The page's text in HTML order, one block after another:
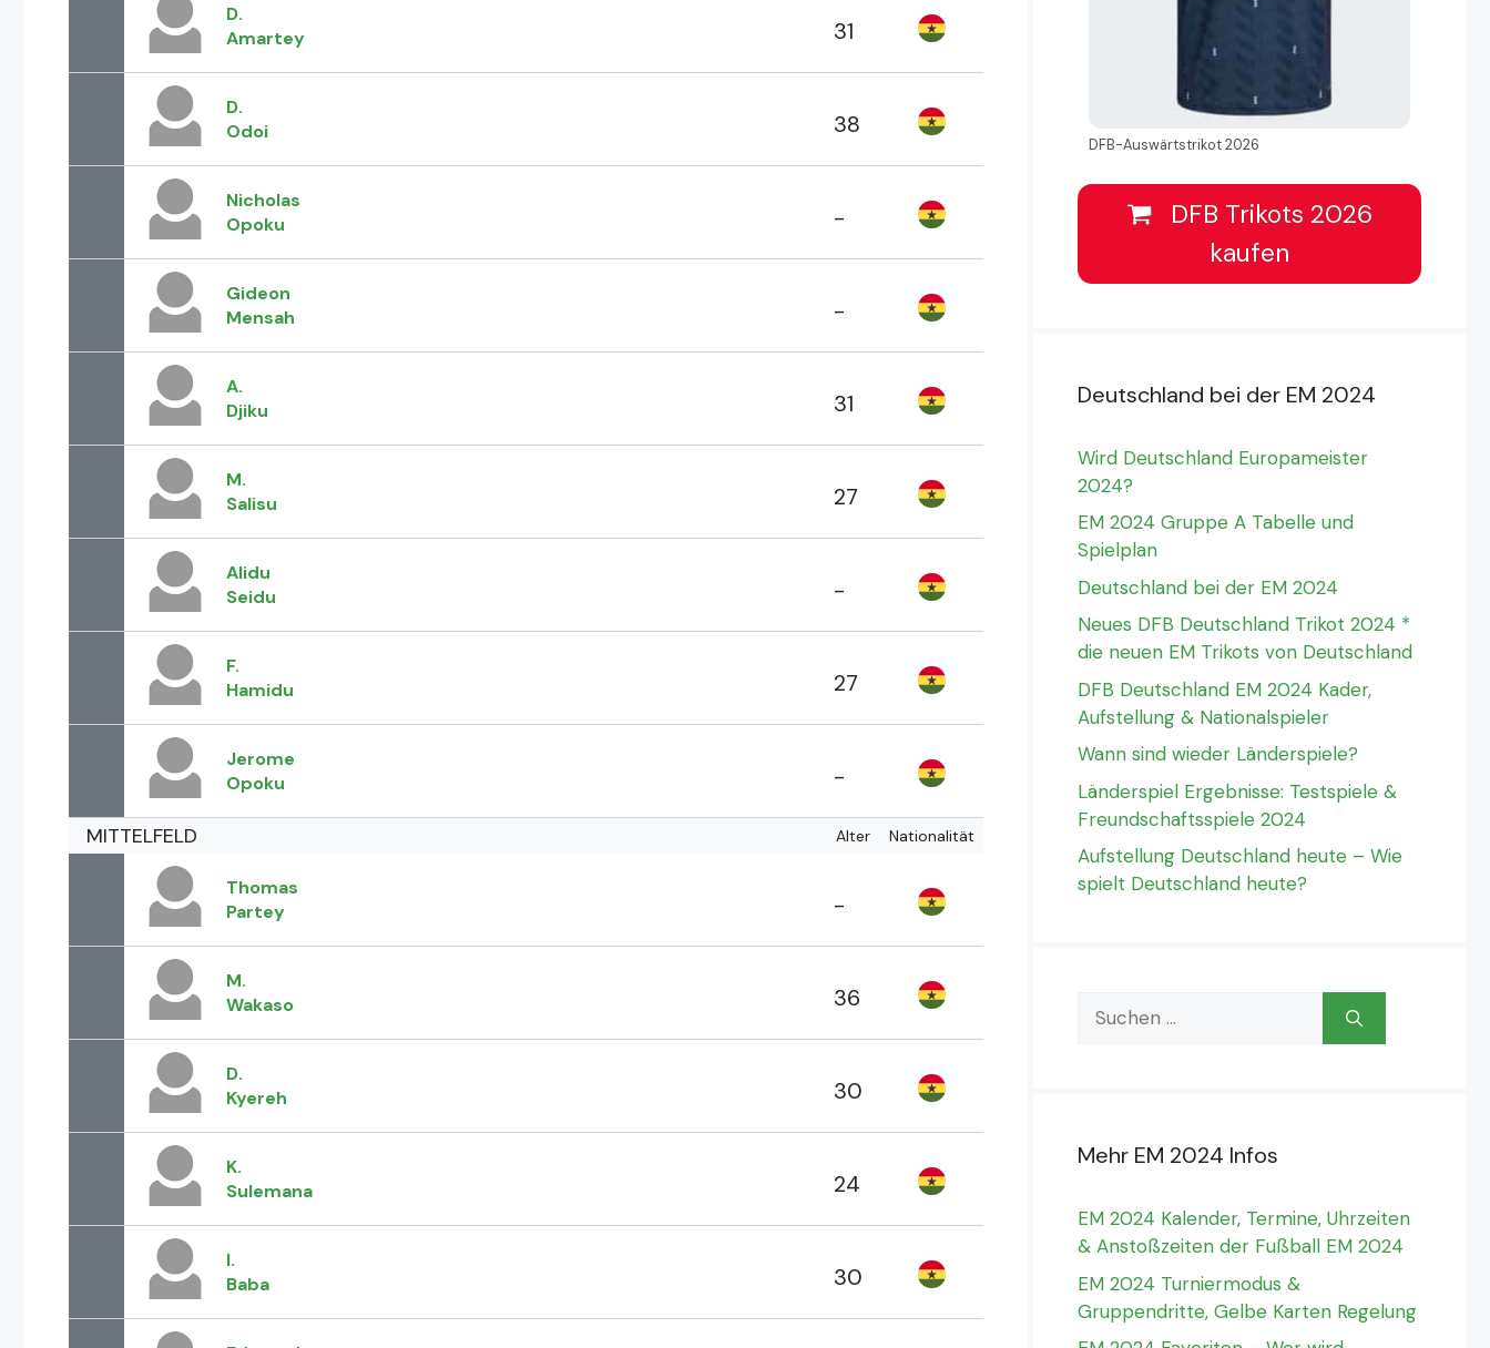
D.
Amartey
31
D.
Odoi
38
Nicholas
Opoku
-
Gideon
Mensah
-
A.
Djiku
31
M.
Salisu
27
Alidu
Seidu
-
F.
Hamidu
27
Jerome
Opoku
-
MITTELFELD Alter Nationalität
Thomas
Partey
-
M.
Wakaso
36
D.
Kyereh
30
K.
Sulemana
24
I.
Baba
30
DFB-Auswärtstrikot 2026
DFB Trikots 2026
kaufen
Deutschland bei der EM 2024
Wird Deutschland Europameister
2024?
EM 2024 Gruppe A Tabelle und
Spielplan
Deutschland bei der EM 2024
Neues DFB Deutschland Trikot 2024 *
die neuen EM Trikots von Deutschland
DFB Deutschland EM 2024 Kader,
Aufstellung & Nationalspieler
Wann sind wieder Länderspiele?
Länderspiel Ergebnisse: Testspiele &
Freundschaftsspiele 2024
Aufstellung Deutschland heute – Wie
spielt Deutschland heute?
Suchen
nach:
Mehr EM 2024 Infos
EM 2024 Kalender, Termine, Uhrzeiten
& Anstoßzeiten der Fußball EM 2024
EM 2024 Turniermodus &
Gruppendritte, Gelbe Karten Regelung